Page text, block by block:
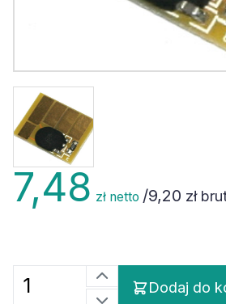
7,48 zł netto /9,20 zł
Dodaj do